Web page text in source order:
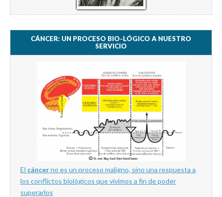
CÁNCER: UN PROCESO BIO-LÓGICO A NUESTRO
SERVICIO
El cáncerno es un proceso maligno, sino una respuesta a
los conflictos biológicos que vivimos a fin de poder
superarlos